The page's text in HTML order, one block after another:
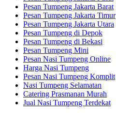
Pesan Tumpeng Jakarta Barat
Pesan Tumpeng Jakarta Timur
Pesan Tumpeng Jakarta Utara
Pesan Tumpeng di Depok
Pesan Tumpeng di Bekasi
Pesan Tumpeng Mini
Pesan Nasi Tumpeng Online
Harga Nasi Tumpeng
Pesan Nasi Tumpeng Komplit
Nasi Tumpeng Selamatan
Catering Prasmanan Murah
Jual Nasi Tumpeng Terdekat